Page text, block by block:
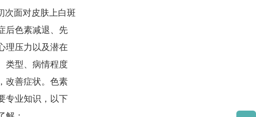
次面对皮肤上白斑
后色素减退、先
理压力以及潜在
类型、病情程度
改善症状。色素
专业知识，以下